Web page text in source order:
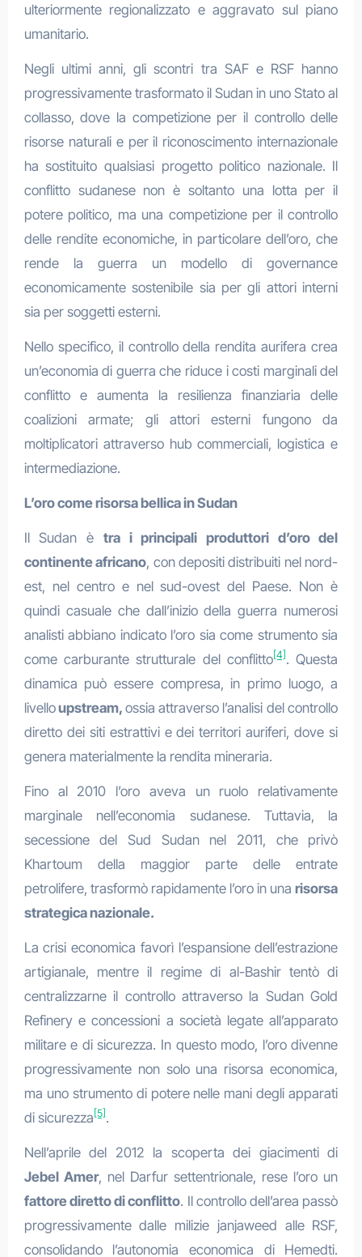
ulteriormente regionalizzato e aggravato sul piano
umanitario.
Negli ultimi anni, gli scontri tra SAF e RSF hanno
progressivamente trasformato il Sudan in uno Stato al
collasso, dove la competizione per il controllo delle
risorse naturali e per il riconoscimento internazionale
ha sostituito qualsiasi progetto politico nazionale. Il
conflitto sudanese non è soltanto una lotta per il
potere politico, ma una competizione per il controllo
delle rendite economiche, in particolare dell’oro, che
rende la guerra un modello di governance
economicamente sostenibile sia per gli attori interni
sia per soggetti esterni.
Nello specifico, il controllo della rendita aurifera crea
un’economia di guerra che riduce i costi marginali del
conflitto e aumenta la resilienza finanziaria delle
coalizioni armate; gli attori esterni fungono da
moltiplicatori attraverso hub commerciali, logistica e
intermediazione.
L’oro come risorsa bellica in Sudan
Il Sudan è tra i principali produttori d’oro del
continente africano, con depositi distribuiti nel nord-
est, nel centro e nel sud-ovest del Paese. Non è
quindi casuale che dall’inizio della guerra numerosi
analisti abbiano indicato l’oro sia come strumento sia
come carburante strutturale del conflitto[4] . Questa
dinamica può essere compresa, in primo luogo, a
livelloupstream, ossia attraverso l’analisi del controllo
diretto dei siti estrattivi e dei territori auriferi, dove si
genera materialmente la rendita mineraria.
Fino al 2010 l’oro aveva un ruolo relativamente
marginale nell’economia sudanese. Tuttavia, la
secessione del Sud Sudan nel 2011, che privò
Khartoum della maggior parte delle entrate
petrolifere, trasformò rapidamente l’oro in unarisorsa
strategica nazionale.
La crisi economica favorì l’espansione dell’estrazione
artigianale, mentre il regime di al-Bashir tentò di
centralizzarne il controllo attraverso la Sudan Gold
Refinery e concessioni a società legate all’apparato
militare e di sicurezza. In questo modo, l’oro divenne
progressivamente non solo una risorsa economica,
ma uno strumento di potere nelle mani degli apparati
di sicurezza[5] .
Nell’aprile del 2012 la scoperta dei giacimenti di
Jebel Amer, nel Darfur settentrionale, rese l’oro un
fattore diretto di conflitto. Il controllo dell’area passò
progressivamente dalle milizie janjaweed alle RSF,
consolidando l’autonomia economica di Hemedti.